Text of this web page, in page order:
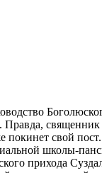
свой пост.
школы-
прихода